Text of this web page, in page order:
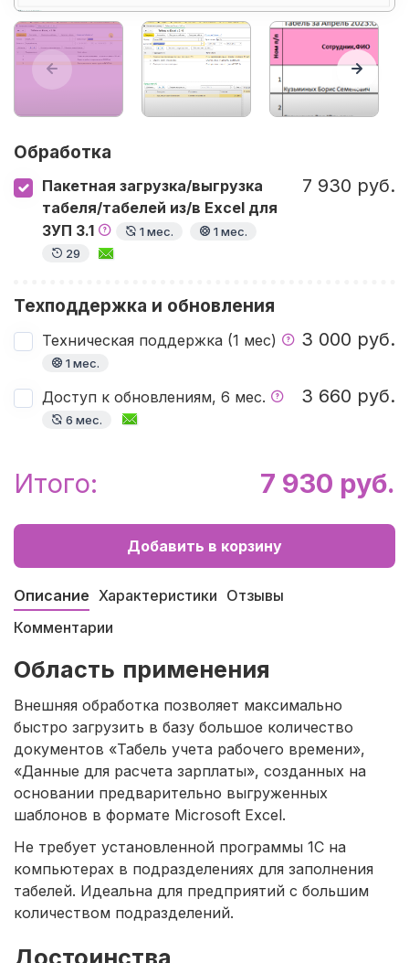
Обработка
Пакетная загрузка/выгрузка
табеля/табелей из/в Excel для
ЗУП 3.1
1 мес.
1 мес.
29
7 930 руб.
Техподдержка и обновления
Техническая поддержка (1 мес)
1 мес.
3 000 руб.
Доступ к обновлениям, 6 мес.
6 мес.
3 660 руб.
Итого: 7 930 руб.
Добавить в корзину
Описание Характеристики Отзывы
Комментарии
Область применения
Внешняя обработка позволяет максимально
быстро загрузить в базу большое количество
документов «Табель учета рабочего времени»,
«Данные для расчета зарплаты», созданных на
основании предварительно выгруженных
шаблонов в формате Microsoft Excel.
Не требует установленной программы 1С на
компьютерах в подразделениях для заполнения
табелей. Идеальна для предприятий с большим
количеством подразделений.
Достоинства